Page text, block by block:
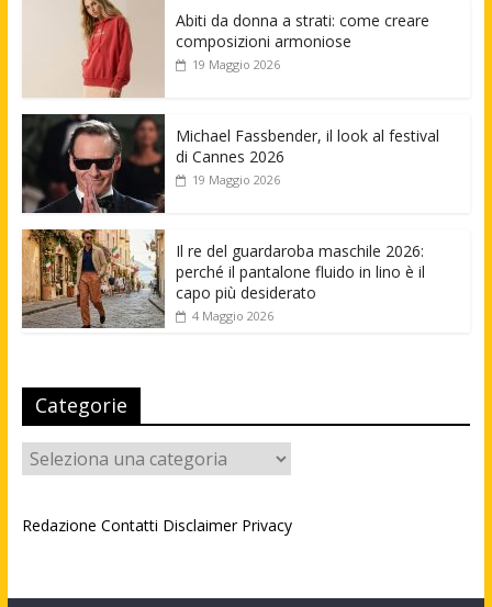
Abiti da donna a strati: come creare
composizioni armoniose
19 Maggio 2026
Michael Fassbender, il look al festival
di Cannes 2026
19 Maggio 2026
Il re del guardaroba maschile 2026:
perché il pantalone fluido in lino è il
capo più desiderato
4 Maggio 2026
Categorie
Categorie
Redazione Contatti Disclaimer Privacy